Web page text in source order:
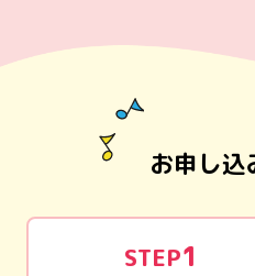
お申し
STEP1